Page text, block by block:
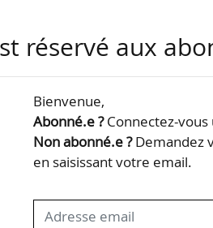
certains, anticipent
;
bactéries et phytoplasmes
réservé aux
Bienvenue,
Abonné.e ?Connectez-
Non abonné.e ?Demandez
en saisissant votre email.